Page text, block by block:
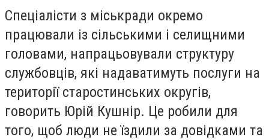
Спеціалісти з міськради окремо
працювали із сільськими і селищними
головами, напрацьовували структуру
службовців, які надаватимуть послуги на
території старостинських округів,
говорить Юрій Кушнір. Це робили для
того, щоб люди не їздили за довідками та